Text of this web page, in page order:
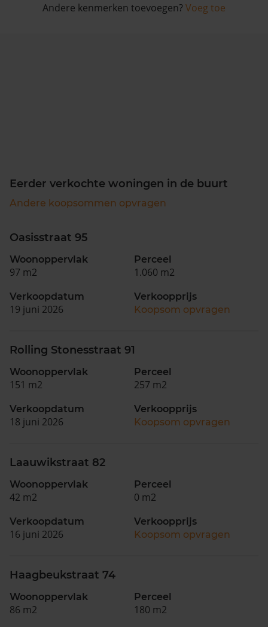
Andere kenmerken toevoegen? Voeg toe
Eerder verkochte woningen in de buurt
Andere koopsommen opvragen
Oasisstraat 95
Woonoppervlak
97 m2
Perceel
1.060 m2
Verkoopdatum
19 juni 2026
Verkoopprijs
Koopsom opvragen
Rolling Stonesstraat 91
Woonoppervlak
151 m2
Perceel
257 m2
Verkoopdatum
18 juni 2026
Verkoopprijs
Koopsom opvragen
Laauwikstraat 82
Woonoppervlak
42 m2
Perceel
0 m2
Verkoopdatum
16 juni 2026
Verkoopprijs
Koopsom opvragen
Haagbeukstraat 74
Woonoppervlak
86 m2
Perceel
180 m2